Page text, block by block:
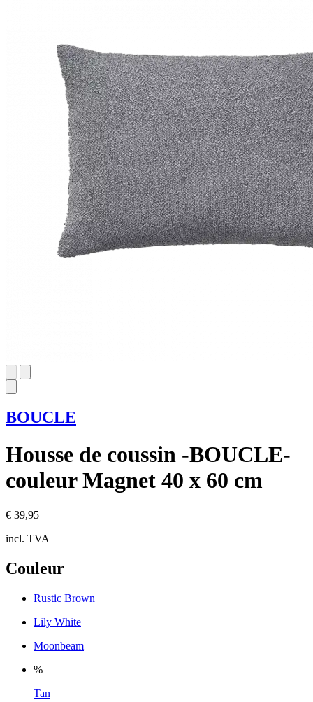
BOUCLE
Housse de coussin -BOUCLE-
couleur Magnet 40 x 60 cm
€ 39,95
incl. TVA
Couleur
Rustic Brown
Lily White
Moonbeam
%
Tan